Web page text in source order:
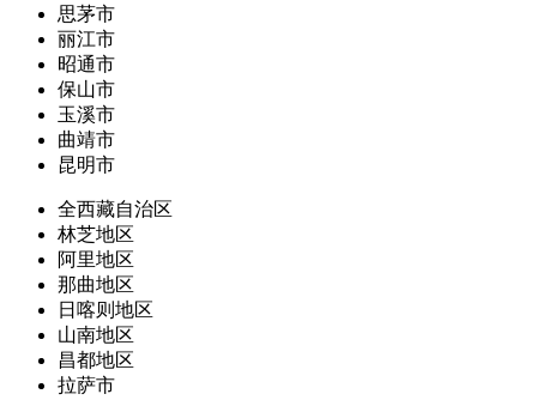
思茅市
丽江市
昭通市
保山市
玉溪市
曲靖市
昆明市
全西藏自治区
林芝地区
阿里地区
那曲地区
日喀则地区
山南地区
昌都地区
拉萨市